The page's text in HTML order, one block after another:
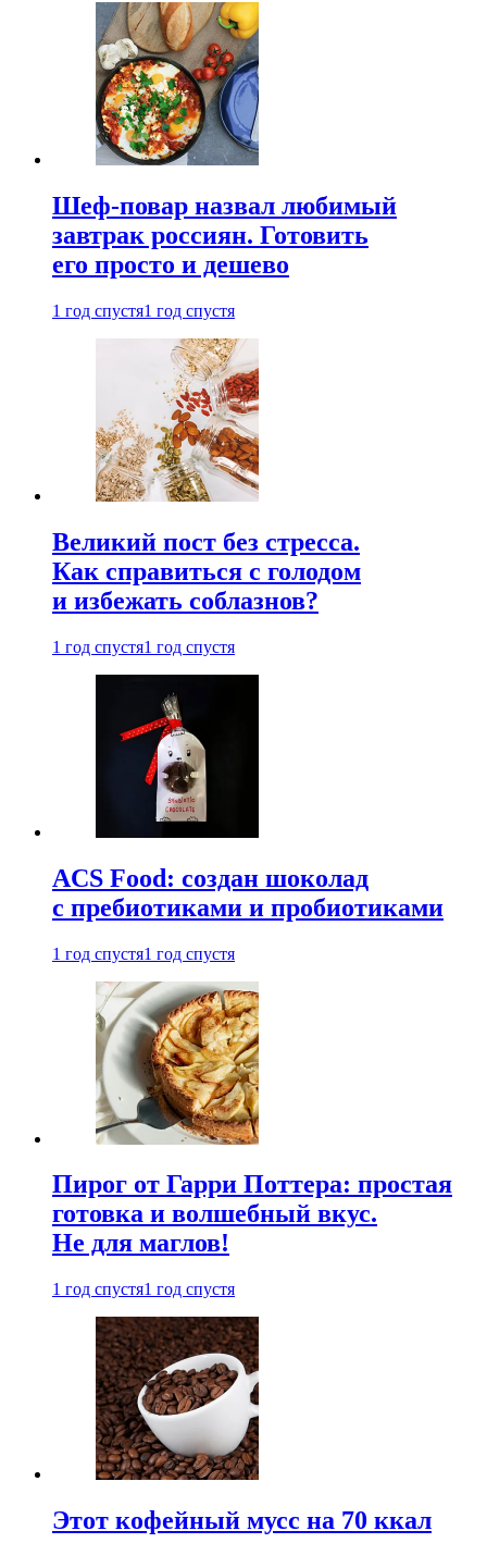
Шеф-повар назвал любимый
завтрак россиян. Готовить
его просто и дешево
1 год спустя1 год спустя
Великий пост без стресса.
Как справиться с голодом
и избежать соблазнов?
1 год спустя1 год спустя
ACS Food: создан шоколад
с пребиотиками и пробиотиками
1 год спустя1 год спустя
Пирог от Гарри Поттера: простая
готовка и волшебный вкус.
Не для маглов!
1 год спустя1 год спустя
Этот кофейный мусс на 70 ккал